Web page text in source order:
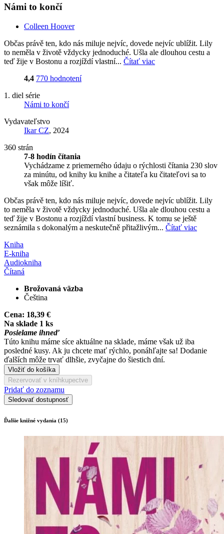
Námi to končí
Colleen Hoover
Občas právě ten, kdo nás miluje nejvíc, dovede nejvíc ublížit. Lily
to neměla v životě vždycky jednoduché. Ušla ale dlouhou cestu a
teď žije v Bostonu a rozjíždí vlastní... Čítať viac
4,4 770 hodnotení
1. diel série
Námi to končí
Vydavateľstvo
Ikar CZ, 2024
360 strán
7-8 hodín čítania
Vychádzame z priemerného údaju o rýchlosti čítania 230 slov
za minútu, od knihy ku knihe a čitateľa ku čitateľovi sa to
však môže líšiť.
Občas právě ten, kdo nás miluje nejvíc, dovede nejvíc ublížit. Lily
to neměla v životě vždycky jednoduché. Ušla ale dlouhou cestu a
teď žije v Bostonu a rozjíždí vlastní business. K tomu se ještě
seznámila s dokonalým a neskutečně přitažlivým... Čítať viac
Kniha
E-kniha
Audiokniha
Čítaná
Brožovaná väzba
Čeština
Cena: 18,39 €
Na sklade 1 ks
Posielame ihneď
Túto knihu máme síce aktuálne na sklade, máme však už iba
posledné kusy. Ak ju chcete mať rýchlo, ponáhľajte sa! Dodanie
ďalších môže trvať dlhšie, zvyčajne do šiestich dní.
Vložiť do košíka
Rezervovať v kníhkupectve
Pridať do zoznamu
Sledovať dostupnosť
Ďalšie knižné vydania (15)